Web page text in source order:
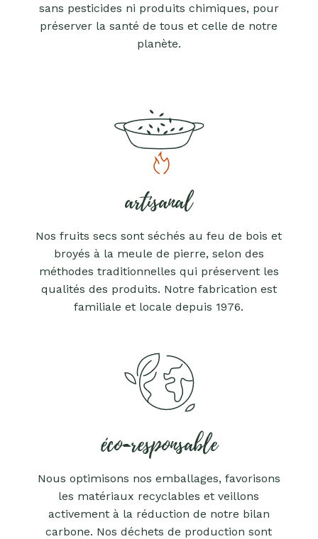
sans pesticides ni produits chimiques, pour
préserver la santé de tous et celle de notre
planète.
artisanal
Nos fruits secs sont séchés au feu de bois et
broyés à la meule de pierre, selon des
méthodes traditionnelles qui préservent les
qualités des produits. Notre fabrication est
familiale et locale depuis 1976.
éco-responsable
Nous optimisons nos emballages, favorisons
les matériaux recyclables et veillons
activement à la réduction de notre bilan
carbone. Nos déchets de production sont